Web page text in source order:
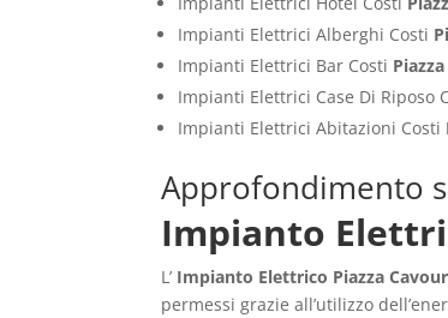
Impianti Elettrici Alberghi Costi
Impianti Elettrici Bar Costi
Impianti Elettrici Case Di Riposo
Impianti Elettrici Abitazioni Costi
Approfondimento
Impianto
L’ Impianto Elettrico Piazza Cavour
permessi grazie all’utilizzo